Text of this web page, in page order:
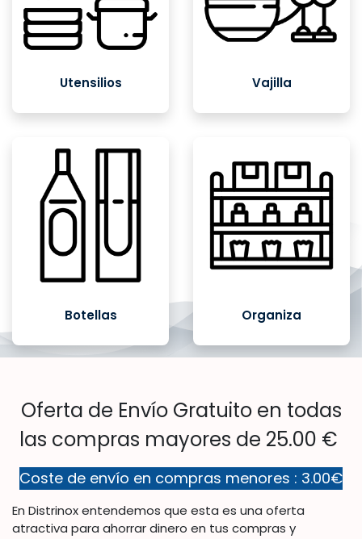
Utensilios Vajilla
Botellas Organiza
Oferta de Envío Gratuito en todas
las compras mayores de 25.00 €
Coste de envío en compras menores : 3.00€
En Distrinox entendemos que esta es una oferta
atractiva para ahorrar dinero en tus compras y